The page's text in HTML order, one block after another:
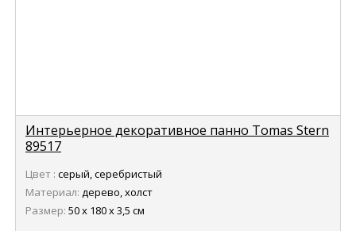
Интерьерное декоративное панно Tomas Stern
89517
Цвет : серый, серебристый
Материал: дерево, холст
Размер: 50 x 180 x 3,5 см